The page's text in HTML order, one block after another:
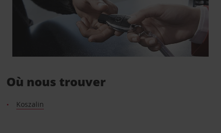
Où nous trouver
Koszalin